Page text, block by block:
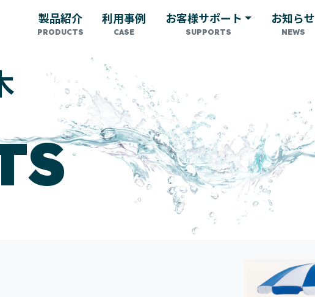
製品紹介 利用事例 お客様サポート お知らせ